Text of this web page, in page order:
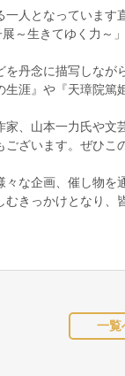
一人となっていま
～生きてゆく力～
丹念に描写しな
涯』や『天璋院篤
、山本一力氏や
ざいます。ぜひこ
な企画、催し物を
むきっかけとなり
一覧